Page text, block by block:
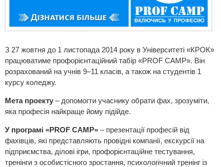
З 27 жовтня до 1 листопада 2014 року в Університеті «КРОК»
працюватиме профорієнтаційний табір «PROF CAMP». Він
розрахований на учнів 9–11 класів, а також на студентів 1
курсу коледжу.
Мета проекту – допомогти учаснику обрати фах, зрозуміти,
яка професія найкраще йому підійде.
У програмі «PROF CAMP» – презентації професій від
фахівців, які представляють провідні компанії, екскурсії на
підприємства, ділові ігри, профорієнтаційне тестування,
тренінги з особистісного зростання, психологічний тренінг із